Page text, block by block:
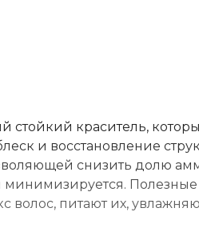
стойкий краситель,
и восстановление
снизить долю
волос, питают их,